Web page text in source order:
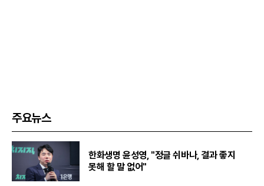
주요뉴스
한화생명 윤성영, "정글 쉬바나, 결과 좋지
못해 할 말 없어"